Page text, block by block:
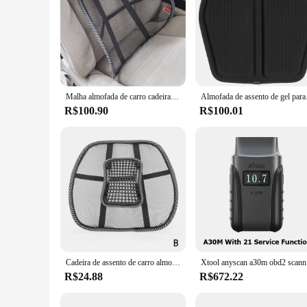
Malha almofada de carro cadeira suporte traseiro massagem caminhão escritório almofada assento de carro oco suprimentos interiores do carro alívio encosto lombar
R$100.90
Almofada
R$100.01
Cadeira de assento de carro almofada de volta malha lombar volta cinta assento de carro cadeira almofada massagem volta almofada suporte material de escritório em casa
R$24.88 R$672.22